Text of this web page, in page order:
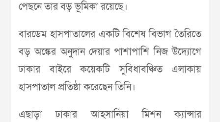
পেছনে তার বড় ভূমিকা রয়েছে।
বারডেম হাসপাতালের একটি বিশেষ বিভাগ তৈরিতে
বড় অঙ্কের অনুদান দেয়ার পাশাপাশি নিজ উদ্যোগে
ঢাকার বাইরে কয়েকটি সুবিধাবঞ্চিত এলাকায়
হাসপাতাল প্রতিষ্ঠা করেছেন তিনি।
এছাড়া ঢাকার আহসানিয়া মিশন ক্যান্সার